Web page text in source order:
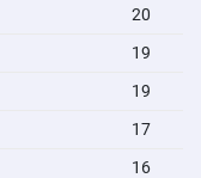
20
19
19
17
16